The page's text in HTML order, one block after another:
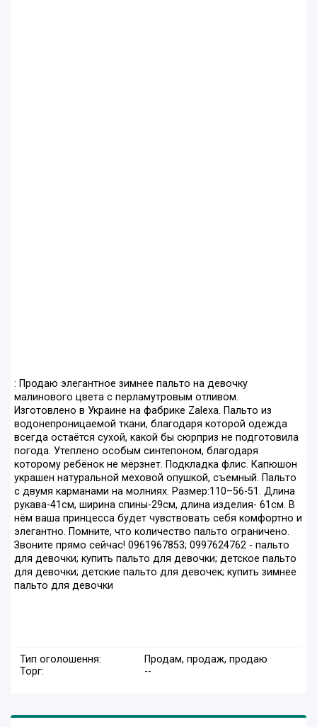
: Продаю элегантное зимнее пальто на девочку
малинового цвета с перламутровым отливом.
Изготовлено в Украине на фабрике Zalexa. Пальто из
водонепроницаемой ткани, благодаря которой одежда
всегда остаётся сухой, какой бы сюрприз не подготовила
погода. Утеплено особым синтепоном, благодаря
которому ребёнок не мёрзнет. Подкладка флис. Капюшон
украшен натуральной меховой опушкой, съемный. Пальто
с двумя карманами на молниях. Размер:110–56-51. Длина
рукава-41см, ширина спины-29см, длина изделия- 61см. В
нём ваша принцесса будет чувствовать себя комфортно и
элегантно. Помните, что количество пальто ограничено.
Звоните прямо сейчас! 0961967853; 0997624762 - пальто
для девочки; купить пальто для девочки; детское пальто
для девочки; детские пальто для девочек; купить зимнее
пальто для девочки
Тип оголошення:
Продам, продаж, продаю
Торг:
--